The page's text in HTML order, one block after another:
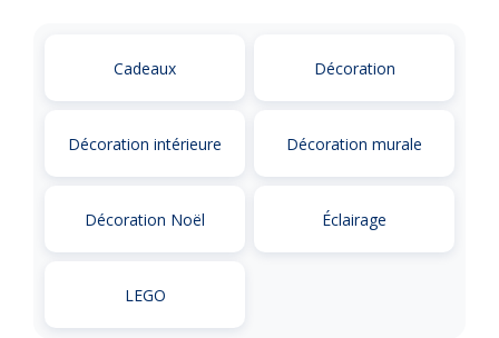
Cadeaux Décoration
Décoration intérieure Décoration murale
Décoration Noël Éclairage
LEGO